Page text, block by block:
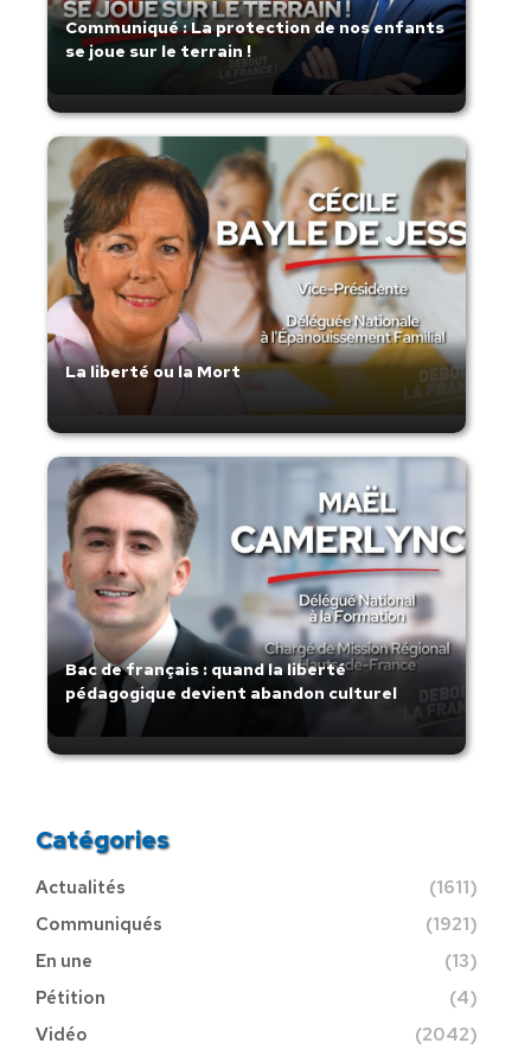
Communiqué : La protection de nos enfants
se joue sur le terrain !
La liberté ou la Mort
Bac de français : quand la liberté
pédagogique devient abandon culturel
Catégories
Actualités
(1611)
Communiqués
(1921)
En une
(13)
Pétition
(4)
Vidéo
(2042)